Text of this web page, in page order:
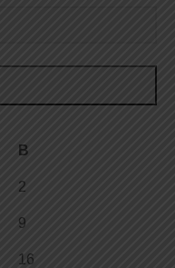
B
2
9
16